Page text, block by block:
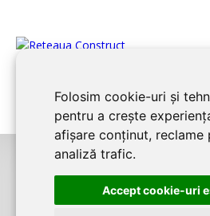
Folosim cookie-uri și
pentru a crește
afișare conținut, reclame
analiză trafic.
Accept cookie-uri
©2008-2026BRASOV CONSTRUCTeste un
pentru firme. Proiect digital dezvoltat de